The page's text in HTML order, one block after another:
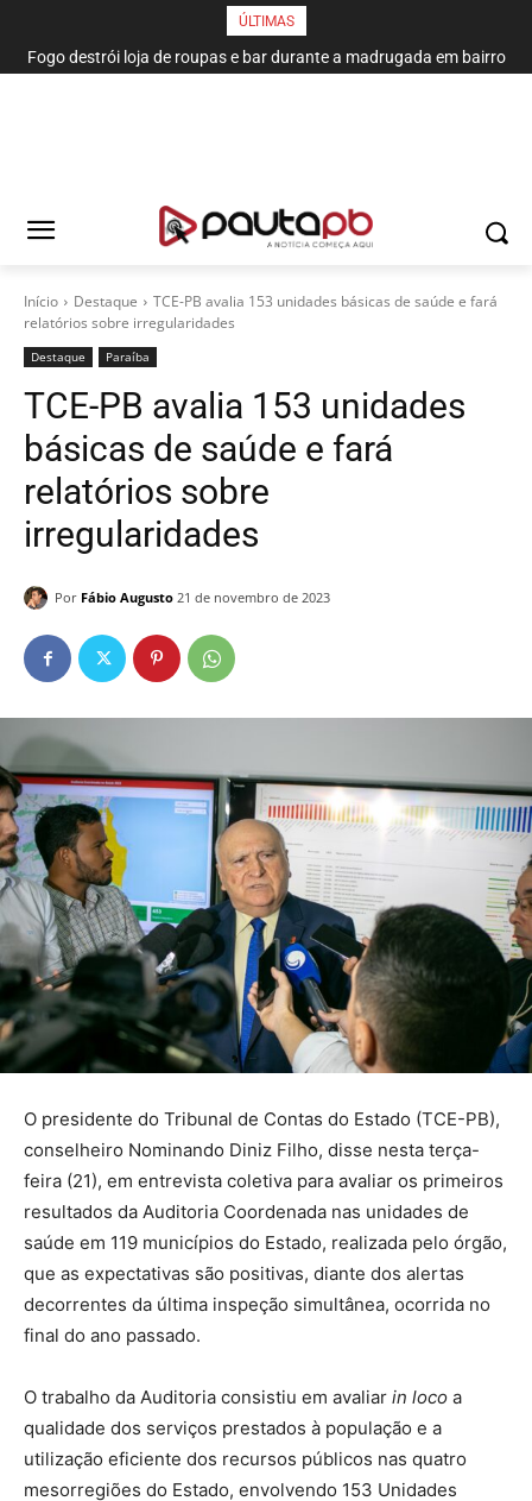
ÚLTIMAS
Fogo destrói loja de roupas e bar durante a madrugada em bairro
de João Pessoa
Início Destaque
TCE-PB avalia 153 unidades básicas de saúde e fará
relatórios sobre irregularidades
Destaque Paraí­ba
TCE-PB avalia 153 unidades
básicas de saúde e fará
relatórios sobre
irregularidades
Por Fábio Augusto 21 de novembro de 2023
O presidente do Tribunal de Contas do Estado (TCE-PB),
conselheiro Nominando Diniz Filho, disse nesta terça-
feira (21), em entrevista coletiva para avaliar os primeiros
resultados da Auditoria Coordenada nas unidades de
saúde em 119 municípios do Estado, realizada pelo órgão,
que as expectativas são positivas, diante dos alertas
decorrentes da última inspeção simultânea, ocorrida no
final do ano passado.
O trabalho da Auditoria consistiu em avaliar in loco a
qualidade dos serviços prestados à população e a
utilização eficiente dos recursos públicos nas quatro
mesorregiões do Estado, envolvendo 153 Unidades